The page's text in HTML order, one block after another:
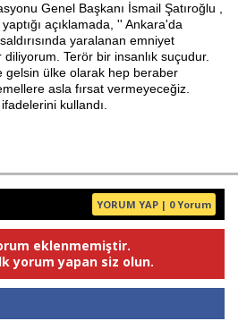
Genel Başkanı İsmail Şatıroğlu ,
açıklamada, '' Ankara'da
yaralanan emniyet
diliyorum. Terör bir insanlık suçudur.
gelsin ülke olarak hep beraber
asla fırsat vermeyeceğiz.
kullandı.
YORUM YAP | 0 Yorum
eklenmemiştir.
yorum yapan siz olun.